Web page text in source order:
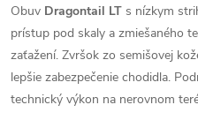
Obuv Dragontail LT s nízkym
prístup pod skaly a zmiešaného
zaťažení. Zvršok zo semišovej
lepšie zabezpečenie chodidla.
technický výkon na nerovnom